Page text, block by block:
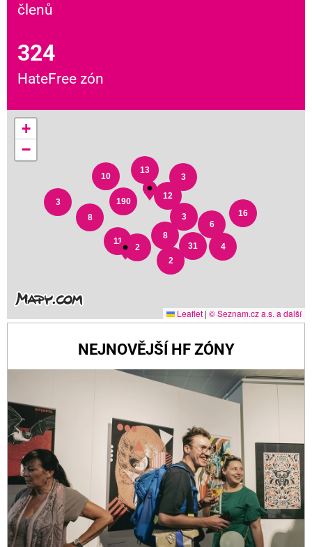
členů
324
HateFree zón
3
2
16
2
6
4
8
31
3
3
13
12
10
8
11
190
+
−
Leaflet | © Seznam.cz a.s. a další
NEJNOVĚJŠÍ HF ZÓNY